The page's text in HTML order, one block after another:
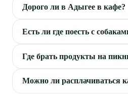
Дорого ли в Адыгее в кафе?
Есть ли где поесть с
Где брать продукты на
Можно ли расплачиваться